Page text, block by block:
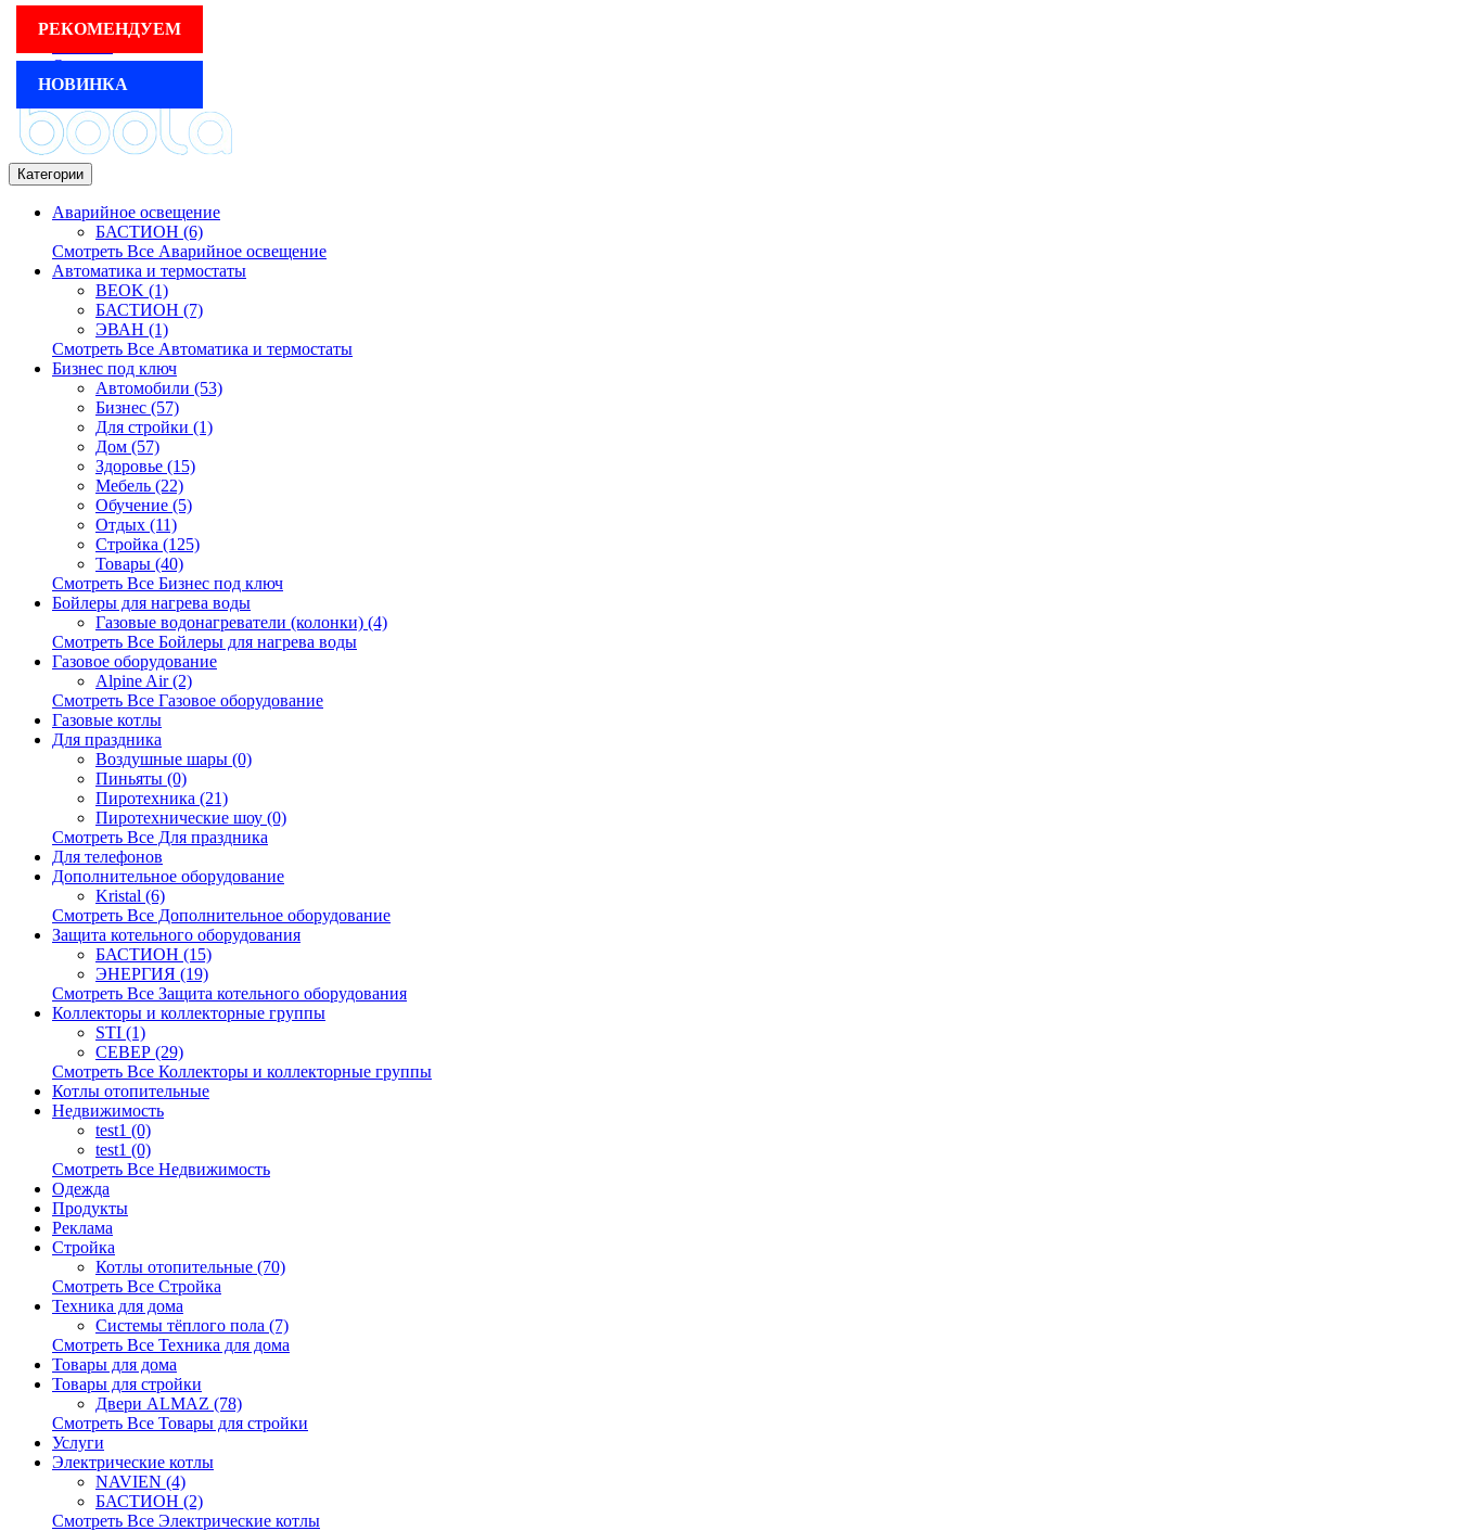
Для бизнеса
Оплата и доставка
Категории
Аварийное освещение
БАСТИОН (6)
Смотреть Все Аварийное освещение
Автоматика и термостаты
BEOK (1)
БАСТИОН (7)
ЭВАН (1)
Смотреть Все Автоматика и термостаты
Бизнес под ключ
Автомобили (53)
Бизнес (57)
Для стройки (1)
Дом (57)
Здоровье (15)
Мебель (22)
Обучение (5)
Отдых (11)
Стройка (125)
Товары (40)
Смотреть Все Бизнес под ключ
Бойлеры для нагрева воды
Газовые водонагреватели (колонки) (4)
Смотреть Все Бойлеры для нагрева воды
Газовое оборудование
Alpine Air (2)
Смотреть Все Газовое оборудование
Газовые котлы
Для праздника
Воздушные шары (0)
Пиньяты (0)
Пиротехника (21)
Пиротехнические шоу (0)
Смотреть Все Для праздника
Для телефонов
Дополнительное оборудование
Kristal (6)
Смотреть Все Дополнительное оборудование
Защита котельного оборудования
БАСТИОН (15)
ЭНЕРГИЯ (19)
Смотреть Все Защита котельного оборудования
Коллекторы и коллекторные группы
STI (1)
СЕВЕР (29)
Смотреть Все Коллекторы и коллекторные группы
Котлы отопительные
Недвижимость
test1 (0)
test1 (0)
Смотреть Все Недвижимость
Одежда
Продукты
Реклама
Стройка
Котлы отопительные (70)
Смотреть Все Стройка
Техника для дома
Системы тёплого пола (7)
Смотреть Все Техника для дома
Товары для дома
Товары для стройки
Двери ALMAZ (78)
Смотреть Все Товары для стройки
Услуги
Электрические котлы
NAVIEN (4)
БАСТИОН (2)
Смотреть Все Электрические котлы
РЕКОМЕНДУЕМ
НОВИНКА